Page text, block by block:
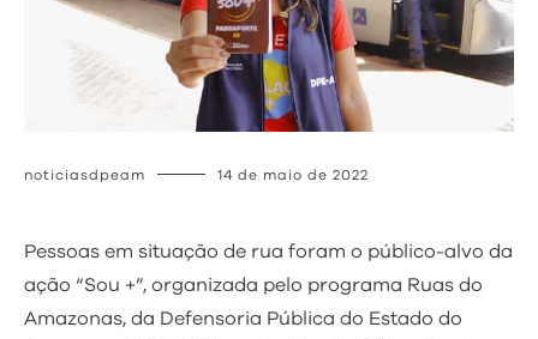
noticiasdpeam 14 de maio de 2022
Pessoas em situação de rua foram o público-alvo da
ação “Sou +”, organizada pelo programa Ruas do
Amazonas, da Defensoria Pública do Estado do